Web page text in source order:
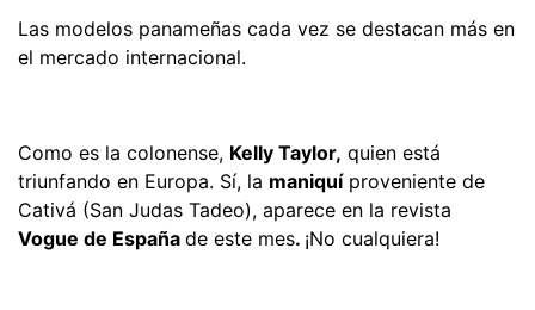
Las modelos panameñas cada vez se destacan más en
el mercado internacional.
Como es la colonense, Kelly Taylor, quien está
triunfando en Europa. Sí, la maniquíproveniente de
Cativá (San Judas Tadeo), aparece en la revista
Vogue de España de este mes. ¡No cualquiera!